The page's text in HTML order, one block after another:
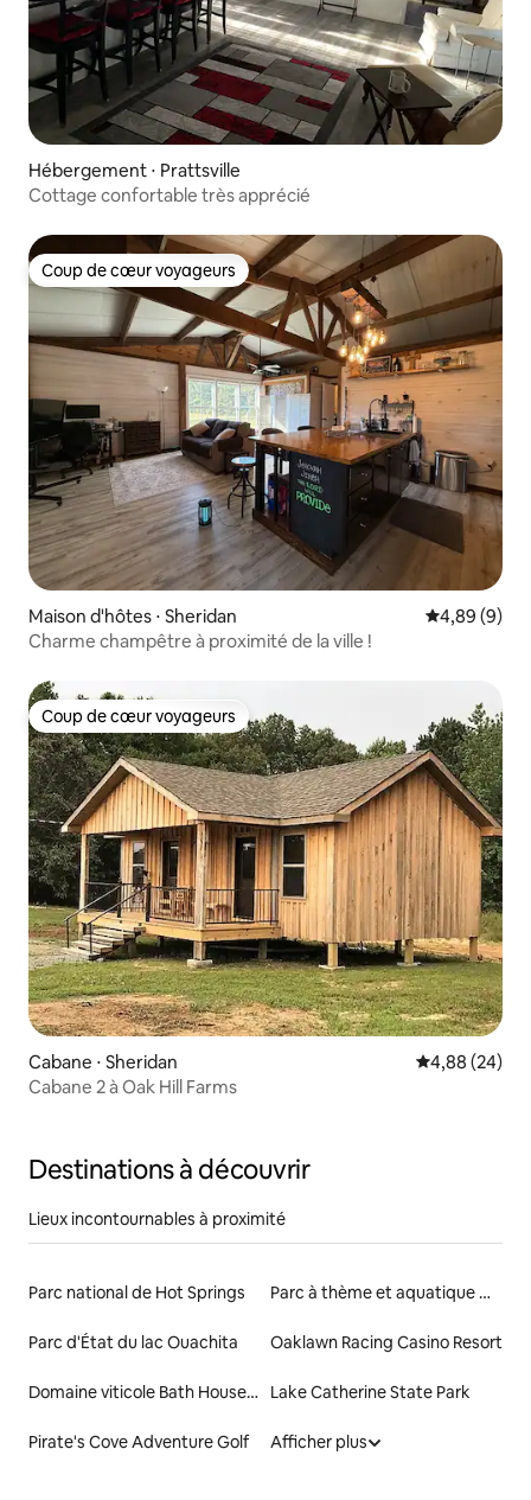
Hébergement ⋅ Prattsville
Cottage confortable très apprécié
Coup de cœur voyageurs
Coup de cœur voyageurs
Maison d'hôtes ⋅ Sheridan Évaluation
4,89 (9)
Charme champêtre à proximité de la ville !
Coup de cœur voyageurs
Coup de cœur voyageurs
Cabane ⋅ Sheridan Évaluation
4,88 (24)
Cabane 2 à Oak Hill Farms
Destinations à découvrir
Lieux incontournables à proximité
Parc national de Hot Springs Parc à thème et aquatique Magic Springs
Parc d'État du lac Ouachita Oaklawn Racing Casino Resort
Domaine viticole Bath House Row Lake Catherine State Park
Pirate's Cove Adventure Golf Afficher plus